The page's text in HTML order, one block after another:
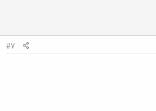
#7